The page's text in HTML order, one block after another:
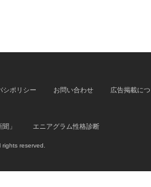
シポリシー お問い合わせ 広告掲載に
」 エニアグラム性格診断
reserved.